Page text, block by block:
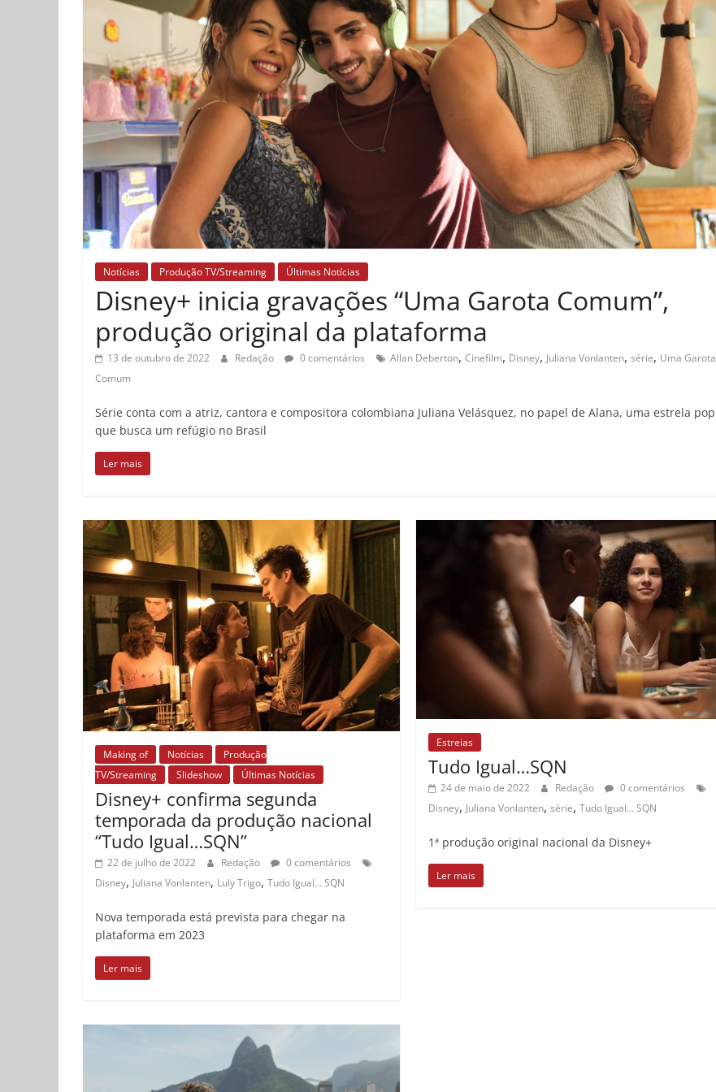
Notícias Produção TV/Streaming Últimas Notícias
Disney+ inicia gravações “Uma Garota Comum”,
produção original da plataforma
13 de outubro de 2022 Redação 0 comentários Allan Deberton, Cinefilm, Disney, Juliana Vonlanten, série, Uma Garota
Comum
Série conta com a atriz, cantora e compositora colombiana Juliana Velásquez, no papel de Alana, uma estrela pop
que busca um refúgio no Brasil
Ler mais
Making of Notícias
Produção
TV/Streaming
Slideshow Últimas Notícias
Disney+ confirma segunda
temporada da produção nacional
“Tudo Igual…SQN”
22 de julho de 2022 Redação
0 comentários
Disney, Juliana Vonlanten, Luly Trigo, Tudo Igual... SQN
Nova temporada está prevista para chegar na
plataforma em 2023
Ler mais
Estreias
Tudo Igual…SQN
24 de maio de 2022 Redação
0 comentários
Disney, Juliana Vonlanten,série,Tudo Igual... SQN
1ª produção original nacional da Disney+
Ler mais